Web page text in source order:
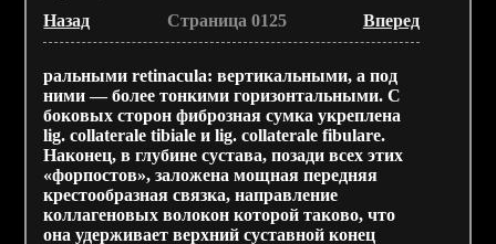
Назад Страница 0125 Вперед
ральными retinacula: вертикальными, а под
ними — более тонкими горизонтальными. С
боковых сторон фиброзная сумка укреплена
lig. collaterale tibiale и lig. collaterale fibulare.
Наконец, в глубине сустава, позади всех этих
«форпостов», заложена мощная передняя
крестообразная связка, направление
коллагеновых волокон которой таково, что
она удерживает верхний суставной конец